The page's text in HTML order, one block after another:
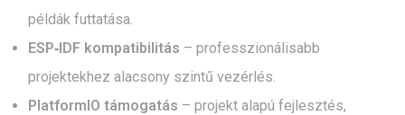
példák futtatása.
ESP‑IDF kompatibilitás – professzionálisabb
projektekhez alacsony szintű vezérlés.
PlatformIO támogatás – projekt alapú fejlesztés,